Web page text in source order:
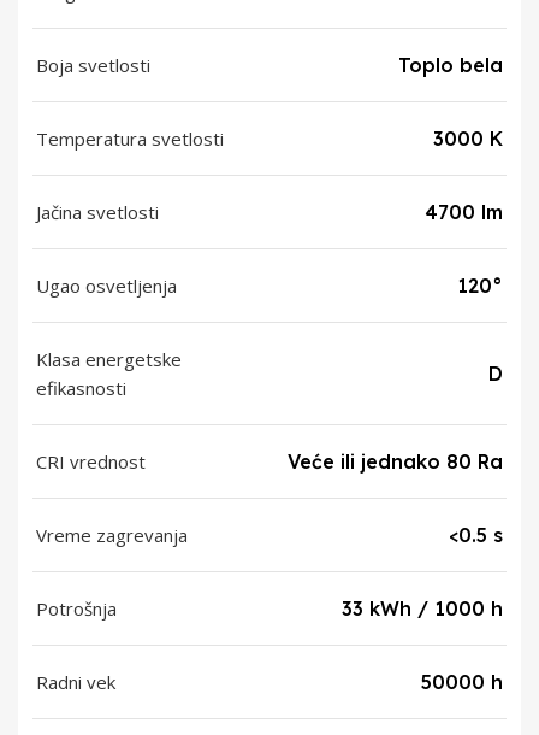
Boja svetlosti Toplo bela
Temperatura svetlosti 3000 K
Jačina svetlosti 4700 lm
Ugao osvetljenja 120°
Klasa energetske
efikasnosti
D
CRI vrednost Veće ili jednako 80 Ra
Vreme zagrevanja <0.5 s
Potrošnja 33 kWh / 1000 h
Radni vek 50000 h